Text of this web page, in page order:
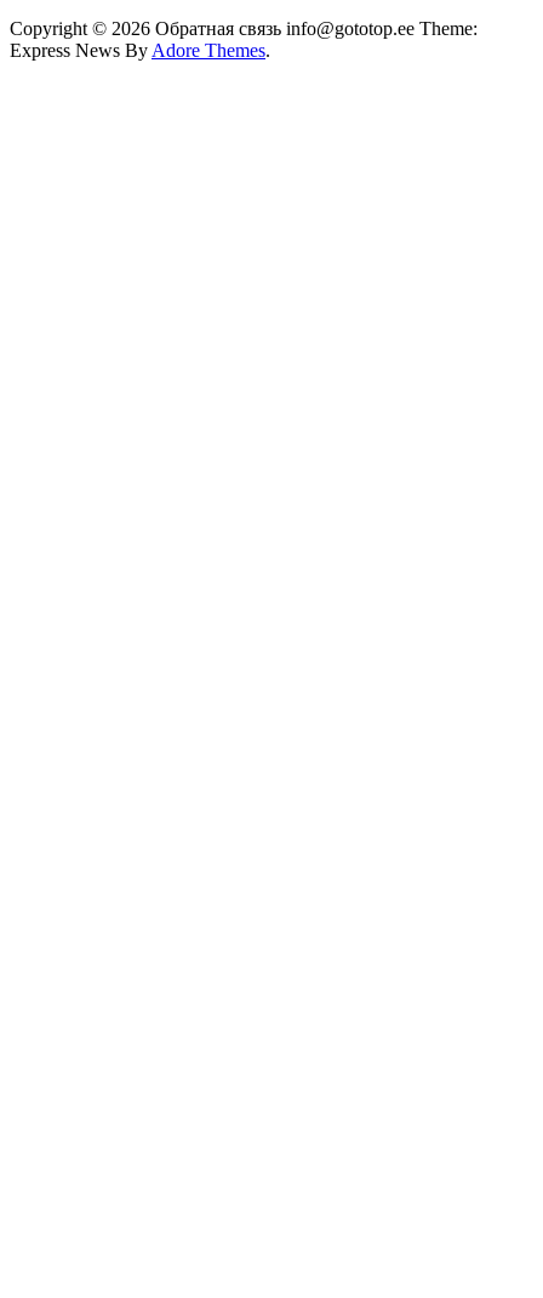
Copyright © 2026 Обратная связь info@gototop.ee Theme:
Express News By Adore Themes.